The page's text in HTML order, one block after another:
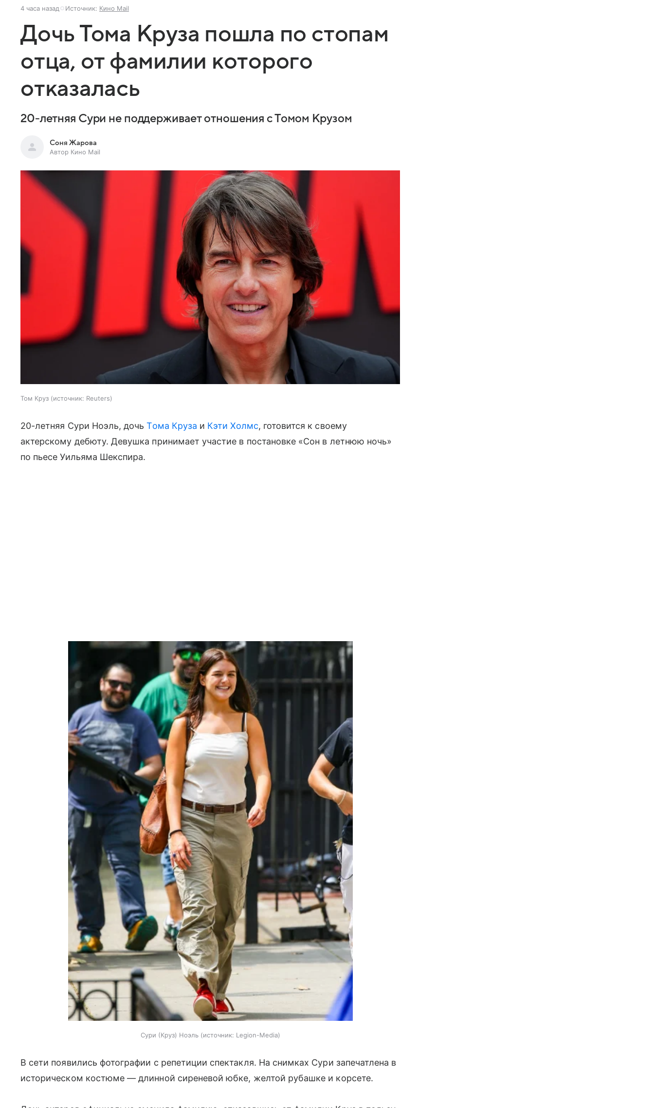
4 часа назад Источник: Кино Mail
Дочь Тома Круза пошла по стопам
отца, от фамилии которого
отказалась
20-летняя Сури не поддерживает отношения с Томом Крузом
Соня Жарова
Автор Кино Mail
Том Круз источник: Reuters
20-летняя Сури Ноэль, дочьТома Круза и Кэти Холмс, готовится к своему
актерскому дебюту. Девушка принимает участие в постановке «Сон в летнюю ночь»
по пьесе Уильяма Шекспира.
Сури (Круз) Ноэль источник: Legion-Media
В сети появились фотографии с репетиции спектакля. На снимках Сури запечатлена в
историческом костюме — длинной сиреневой юбке, желтой рубашке и корсете.